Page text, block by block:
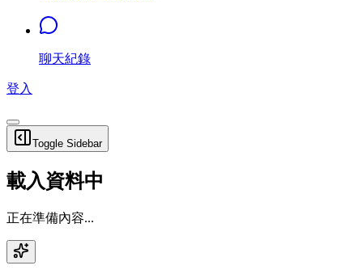
聊天紀錄
登入
Toggle Sidebar
載入資料中
正在準備內容...